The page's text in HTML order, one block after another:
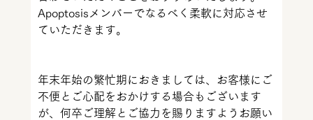
Apoptosisメンバーでなるべく柔軟に対応させ
ていただきます。
年末年始の繁忙期におきましては、お客様にご
不便とご心配をおかけする場合もございます
が、何卒ご理解とご協力を賜りますようお願い